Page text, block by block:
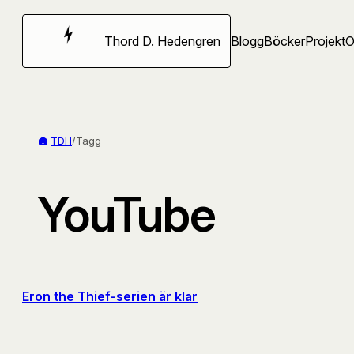
Hoppa
Thord D. Hedengren BloggBöckerProjekt
TDH/Tagg
YouTube
Eron the Thief-serien är klar